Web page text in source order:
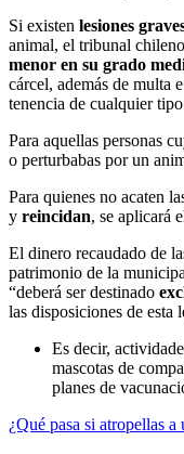
Si existen lesiones
animal, el tribunal
menor en su grado
cárcel, además de multa
tenencia de cualquier
Para aquellas personas
o perturbabas por un
Para quienes no acaten
y reincidan, se aplicará
El dinero recaudado de
patrimonio de la
“deberá ser destinado
las disposiciones de esta
Es decir,
mascotas de
planes de
¿Qué pasa si atropellas